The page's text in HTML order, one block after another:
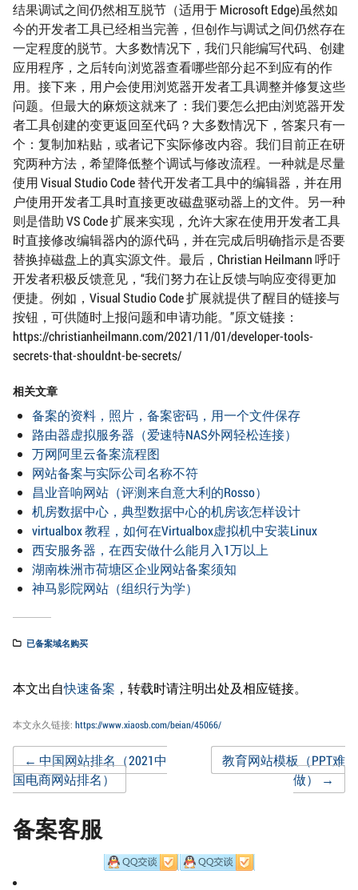
结果调试之间仍然相互脱节（适用于 Microsoft Edge)虽然如
今的开发者工具已经相当完善，但创作与调试之间仍然存在
一定程度的脱节。大多数情况下，我们只能编写代码、创建
应用程序，之后转向浏览器查看哪些部分起不到应有的作
用。接下来，用户会使用浏览器开发者工具调整并修复这些
问题。但最大的麻烦这就来了：我们要怎么把由浏览器开发
者工具创建的变更返回至代码？大多数情况下，答案只有一
个：复制加粘贴，或者记下实际修改内容。我们目前正在研
究两种方法，希望降低整个调试与修改流程。一种就是尽量
使用 Visual Studio Code 替代开发者工具中的编辑器，并在用
户使用开发者工具时直接更改磁盘驱动器上的文件。另一种
则是借助 VS Code 扩展来实现，允许大家在使用开发者工具
时直接修改编辑器内的源代码，并在完成后明确指示是否要
替换掉磁盘上的真实源文件。最后，Christian Heilmann 呼吁
开发者积极反馈意见，“我们努力在让反馈与响应变得更加
便捷。例如，Visual Studio Code 扩展就提供了醒目的链接与
按钮，可供随时上报问题和申请功能。”原文链接：
https://christianheilmann.com/2021/11/01/developer-tools-
secrets-that-shouldnt-be-secrets/
相关文章
备案的资料，照片，备案密码，用一个文件保存
路由器虚拟服务器（爱速特NAS外网轻松连接）
万网阿里云备案流程图
网站备案与实际公司名称不符
昌业音响网站（评测来自意大利的Rosso）
机房数据中心，典型数据中心的机房该怎样设计
virtualbox 教程，如何在Virtualbox虚拟机中安装Linux
西安服务器，在西安做什么能月入1万以上
湖南株洲市荷塘区企业网站备案须知
神马影院网站（组织行为学）
已备案域名购买
本文出自快速备案 ，转载时请注明出处及相应链接。
本文永久链接: https://www.xiaosb.com/beian/45066/
Post
navigation
← 中国网站排名（2021中
国电商网站排名）
教育网站模板（PPT难
做）→
备案客服